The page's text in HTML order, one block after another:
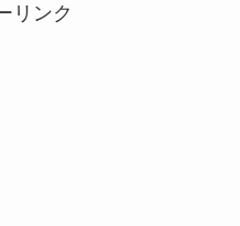
リンク